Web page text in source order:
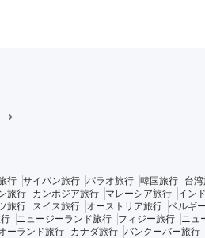
行 サイパン旅行 パラオ旅行 韓国旅行 台
旅行 カンボジア旅行 マレーシア旅行 イン
旅行 スイス旅行 オーストリア旅行 ベルギ
ニュージーランド旅行 フィジー旅行 ニュ
ーランド旅行 カナダ旅行 バンクーバー旅行